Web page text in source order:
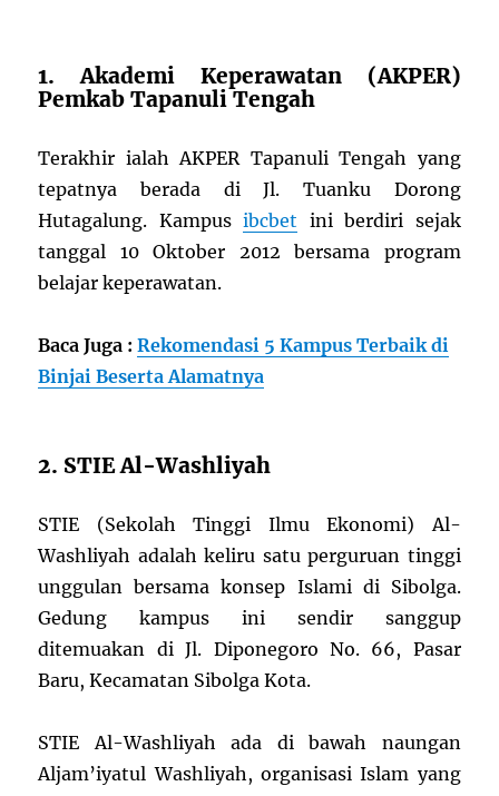
1. Akademi Keperawatan (AKPER)
Pemkab Tapanuli Tengah
Terakhir ialah AKPER Tapanuli Tengah yang
tepatnya berada di Jl. Tuanku Dorong
Hutagalung. Kampusibcbet ini berdiri sejak
tanggal 10 Oktober 2012 bersama program
belajar keperawatan.
Baca Juga :Rekomendasi 5 Kampus Terbaik di
Binjai Beserta Alamatnya
2. STIE Al-Washliyah
STIE (Sekolah Tinggi Ilmu Ekonomi) Al-
Washliyah adalah keliru satu perguruan tinggi
unggulan bersama konsep Islami di Sibolga.
Gedung kampus ini sendir sanggup
ditemuakan di Jl. Diponegoro No. 66, Pasar
Baru, Kecamatan Sibolga Kota.
STIE Al-Washliyah ada di bawah naungan
Aljam’iyatul Washliyah, organisasi Islam yang